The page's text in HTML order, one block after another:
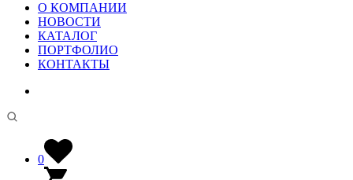
О КОМПАНИИ
НОВОСТИ
КАТАЛОГ
ПОРТФОЛИО
КОНТАКТЫ
0